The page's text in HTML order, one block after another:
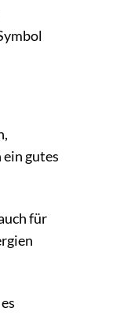
gutes
für